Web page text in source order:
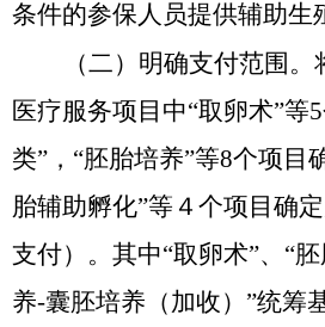
条件的参保人员提供辅助生
（二）明确支付范围。
医疗服务项目中“取卵术”等
类”，“胚胎培养”等8个项目
胎辅助孵化”等４个项目确
支付）。其中“取卵术”、“
养-囊胚培养（加收）”统筹